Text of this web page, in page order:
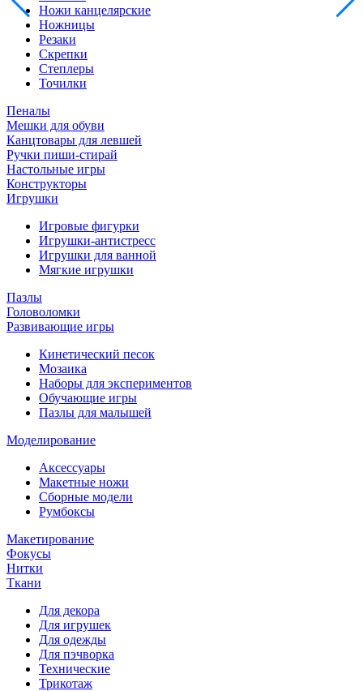
Ножи канцелярские
Ножницы
Резаки
Скрепки
Степлеры
Точилки
Пеналы
Мешки для обуви
Канцтовары для левшей
Ручки пиши-стирай
Настольные игры
Конструкторы
Игрушки
Игровые фигурки
Игрушки-антистресс
Игрушки для ванной
Мягкие игрушки
Пазлы
Головоломки
Развивающие игры
Кинетический песок
Мозаика
Наборы для экспериментов
Обучающие игры
Пазлы для малышей
Моделирование
Аксессуары
Макетные ножи
Сборные модели
Румбоксы
Макетирование
Фокусы
Нитки
Ткани
Для декора
Для игрушек
Для одежды
Для пэчворка
Технические
Трикотаж